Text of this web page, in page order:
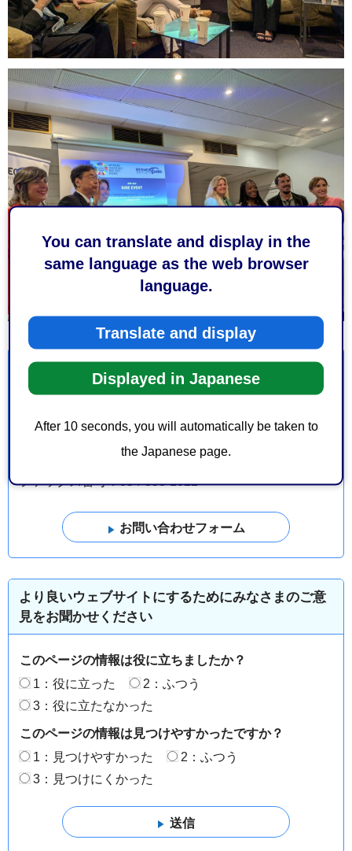
You can translate and display in the
same language as the web browser
language.
Translate and display
Displayed in Japanese
After 10 seconds, you will automatically be taken to
the Japanese page.
お問い合わせ
清水区港町2丁目10-1
電話番号：054-354-2133
ファックス番号：054-353-1022
より良いウェブサイトにするためにみなさまのご意
見をお聞かせください
このページの情報は役に立ちましたか？
1：役に立った
2：ふつう
3：役に立たなかった
このページの情報は見つけやすかったですか？
1：見つけやすかった
2：ふつう
3：見つけにくかった